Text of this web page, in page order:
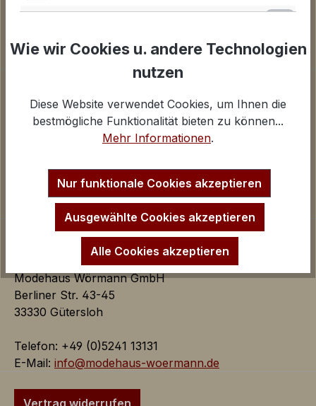
Widerrufsbelehrung
Über uns
Kontakt und E-Mail
Anfahrt Ladengeschäfte
Startseite
Modehaus Wörmann GmbH
Berliner Str. 43-45
33330 Gütersloh
Telefon: +49 (0)5241 13131
E-Mail: info@modehaus-woermann.de
Für Statistiken und Shop-Performance-Metriken
genutzte Cookies.
Google Analytics
Marketing Cookies dienen dazu Werbeanzeigen
auf der Webseite zielgerichtet und individuell über
mehrere Seitenaufrufe und Browsersitzungen zu
schalten.
Google AdSense:
Das Cookie wird von Google
AdSense für Förderung der
Webseite verwendet.
Das Google Conversion Tracking
Wie wir Cookies u. andere Technologien
nutzen
Diese Website verwendet Cookies, um Ihnen die
bestmögliche Funktionalität bieten zu können...
Mehr Informationen.
Nur funktionale Cookies akzeptieren
Ausgewählte Cookies akzeptieren
Alle Cookies akzeptieren